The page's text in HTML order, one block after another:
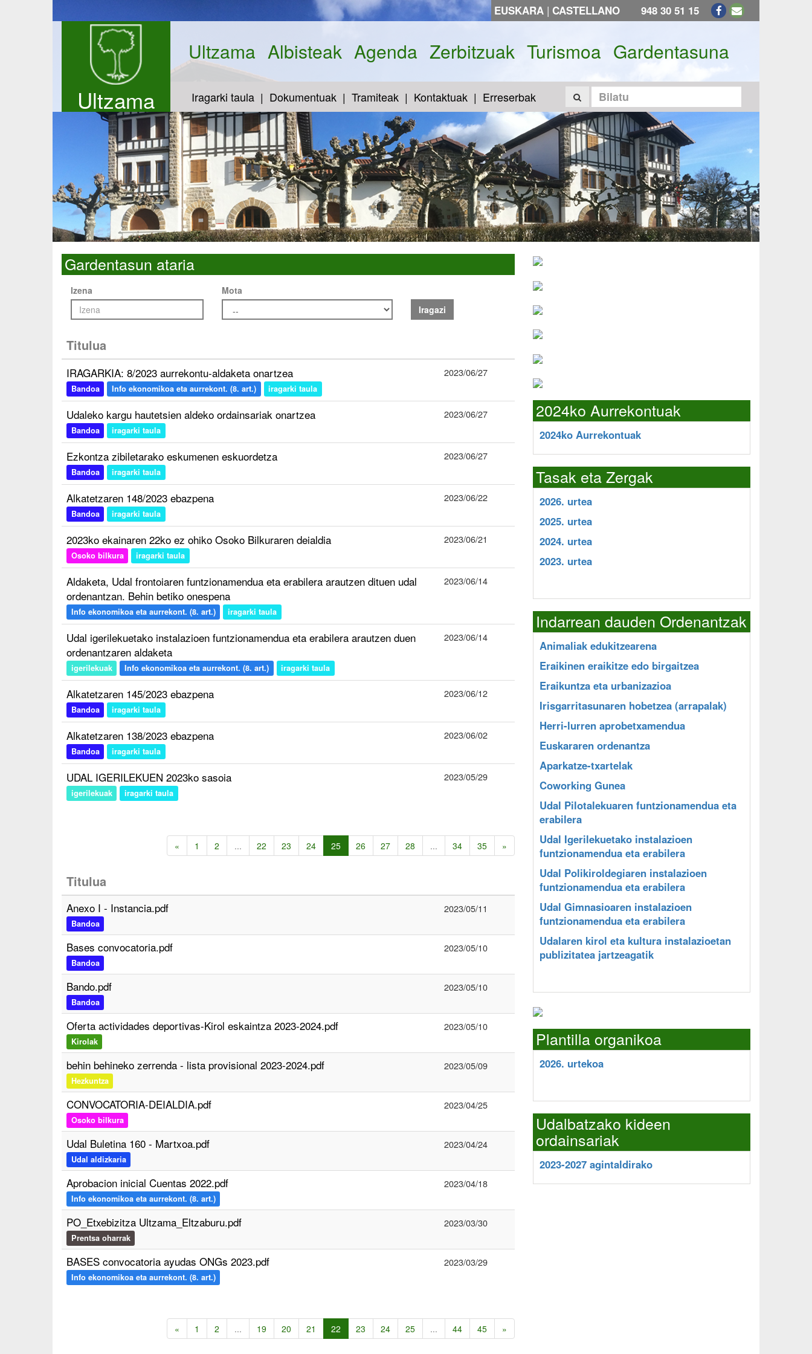
EUSKARA | CASTELLANO 948 30 51 15
Ultzama
Ultzama Albisteak Agenda Zerbitzuak Turismoa Gardentasuna
Iragarki taula Dokumentuak Tramiteak Kontaktuak Erreserbak
Gardentasun ataria
Izena
Mota
Iragazi
Titulua
IRAGARKIA: 8/2023 aurrekontu-aldaketa onartzea
Bandoa Info ekonomikoa eta aurrekont. (8. art.) iragarki taula
2023/06/27
Udaleko kargu hautetsien aldeko ordainsariak onartzea
Bandoa iragarki taula
2023/06/27
Ezkontza zibiletarako eskumenen eskuordetza
Bandoa iragarki taula
2023/06/27
Alkatetzaren 148/2023 ebazpena
Bandoa iragarki taula
2023/06/22
2023ko ekainaren 22ko ez ohiko Osoko Bilkuraren deialdia
Osoko bilkura iragarki taula
2023/06/21
Aldaketa, Udal frontoiaren funtzionamendua eta erabilera arautzen dituen udal
ordenantzan. Behin betiko onespena
Info ekonomikoa eta aurrekont. (8. art.) iragarki taula
2023/06/14
Udal igerilekuetako instalazioen funtzionamendua eta erabilera arautzen duen
ordenantzaren aldaketa
igerilekuak Info ekonomikoa eta aurrekont. (8. art.) iragarki taula
2023/06/14
Alkatetzaren 145/2023 ebazpena
Bandoa iragarki taula
2023/06/12
Alkatetzaren 138/2023 ebazpena
Bandoa iragarki taula
2023/06/02
UDAL IGERILEKUEN 2023ko sasoia
igerilekuak iragarki taula
2023/05/29
« 1 2 ... 22 23 24 25 26 27 28 ... 34 35 »
Titulua
Anexo I - Instancia.pdf
Bandoa
2023/05/11
Bases convocatoria.pdf
Bandoa
2023/05/10
Bando.pdf
Bandoa
2023/05/10
Oferta actividades deportivas-Kirol eskaintza 2023-2024.pdf
Kirolak
2023/05/10
behin behineko zerrenda - lista provisional 2023-2024.pdf
Hezkuntza
2023/05/09
CONVOCATORIA-DEIALDIA.pdf
Osoko bilkura
2023/04/25
Udal Buletina 160 - Martxoa.pdf
Udal aldizkaria
2023/04/24
Aprobacion inicial Cuentas 2022.pdf
Info ekonomikoa eta aurrekont. (8. art.)
2023/04/18
PO_Etxebizitza Ultzama_Eltzaburu.pdf
Prentsa oharrak
2023/03/30
BASES convocatoria ayudas ONGs 2023.pdf
Info ekonomikoa eta aurrekont. (8. art.)
2023/03/29
« 1 2 ... 19 20 21 22 23 24 25 ... 44 45 »
2024ko Aurrekontuak
2024ko Aurrekontuak
Tasak eta Zergak
2026. urtea
2025. urtea
2024. urtea
2023. urtea
Indarrean dauden Ordenantzak
Animaliak edukitzearena
Eraikinen eraikitze edo birgaitzea
Eraikuntza eta urbanizazioa
Irisgarritasunaren hobetzea (arrapalak)
Herri-lurren aprobetxamendua
Euskararen ordenantza
Aparkatze-txartelak
Coworking Gunea
Udal Pilotalekuaren funtzionamendua eta
erabilera
Udal Igerilekuetako instalazioen
funtzionamendua eta erabilera
Udal Polikiroldegiaren instalazioen
funtzionamendua eta erabilera
Udal Gimnasioaren instalazioen
funtzionamendua eta erabilera
Udalaren kirol eta kultura instalazioetan
publizitatea jartzeagatik
Plantilla organikoa
2026. urtekoa
Udalbatzako kideen
ordainsariak
2023-2027 agintaldirako